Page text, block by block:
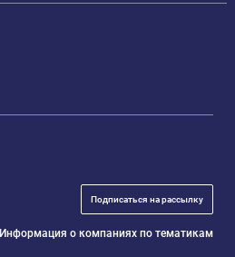
Подписаться на рассылку
Информация о компаниях по тематикам